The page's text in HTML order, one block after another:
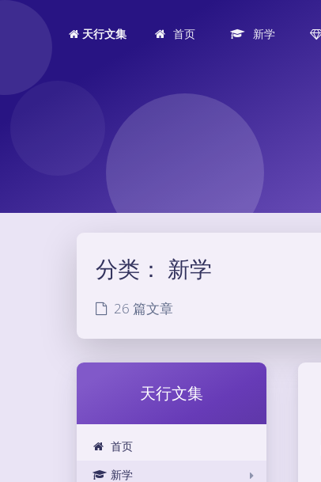
天行文集 首页 新学
分类： 新学
26 篇文章
天行文集
首页
新学